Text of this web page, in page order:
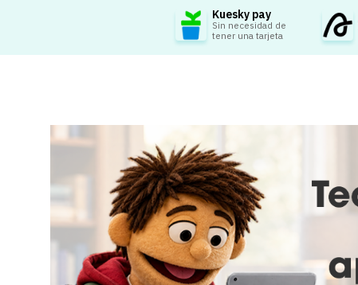
Kuesky pay
Sin necesidad de
tener una tarjeta